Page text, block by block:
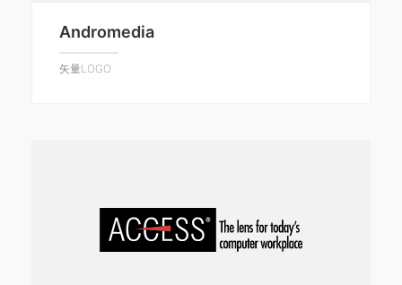
Andromedia
矢量LOGO